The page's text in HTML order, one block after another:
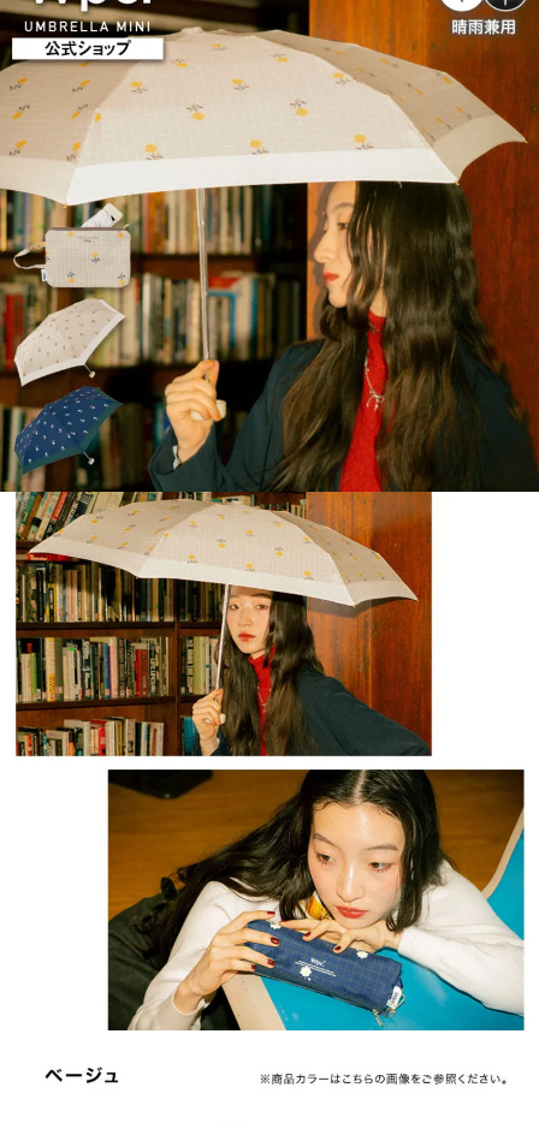
時審查核予不同之上限額度；若仍有額度不足之情形，本公司將視審查結果
請求用戶進行身份認證。
５．嚴禁一人註冊多個帳號或使用他人資訊註冊。若發現惡意使用之情形，
恩沛科技股份有限公司將有權停止該用戶之使用額度並採取法律行動。